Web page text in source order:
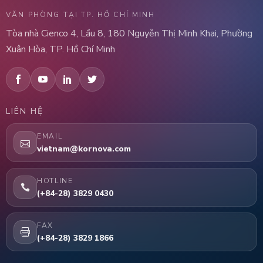
VĂN PHÒNG TẠI TP. HỒ CHÍ MINH
Tòa nhà Cienco 4, Lầu 8, 180 Nguyễn Thị Minh Khai, Phường
Xuân Hòa, TP. Hồ Chí Minh
LIÊN HỆ
EMAIL
vietnam@kornova.com
HOTLINE
(+84-28) 3829 0430
FAX
(+84-28) 3829 1866